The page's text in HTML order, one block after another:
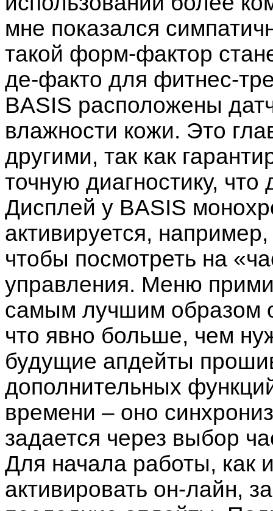
мне показался
такой форм-фактор
де-факто для фитнес-
BASIS расположены
влажности кожи. Это
другими, так как
точную диагностику,
Дисплей у BASIS
активируется,
чтобы посмотреть на
управления. Меню
самым лучшим образом
что явно больше, чем
будущие апдейты
дополнительных
времени – оно
задается через выбор
Для начала работы, как
активировать он-лайн,